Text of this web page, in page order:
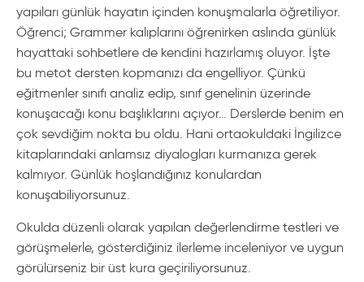
yapıları günlük hayatın içinden konuşmalarla öğretiliyor.
Öğrenci; Grammer kalıplarını öğrenirken aslında günlük
hayattaki sohbetlere de kendini hazırlamış oluyor. İşte
bu metot dersten kopmanızı da engelliyor. Çünkü
eğitmenler sınıfı analiz edip, sınıf genelinin üzerinde
konuşacağı konu başlıklarını açıyor… Derslerde benim en
çok sevdiğim nokta bu oldu. Hani ortaokuldaki İngilizce
kitaplarındaki anlamsız diyalogları kurmanıza gerek
kalmıyor. Günlük hoşlandığınız konulardan
konuşabiliyorsunuz.
Okulda düzenli olarak yapılan değerlendirme testleri ve
görüşmelerle, gösterdiğiniz ilerleme inceleniyor ve uygun
görülürseniz bir üst kura geçiriliyorsunuz.